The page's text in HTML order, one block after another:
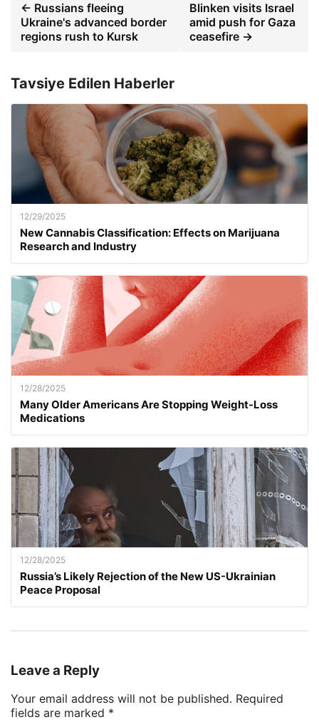
← Russians fleeing
Ukraine's advanced border
regions rush to Kursk
Blinken visits Israel
amid push for Gaza
ceasefire →
Tavsiye Edilen Haberler
12/29/2025
New Cannabis Classification: Effects on Marijuana
Research and Industry
12/28/2025
Many Older Americans Are Stopping Weight-Loss
Medications
12/28/2025
Russia’s Likely Rejection of the New US-Ukrainian
Peace Proposal
Leave a Reply
Your email address will not be published. Required
fields are marked *